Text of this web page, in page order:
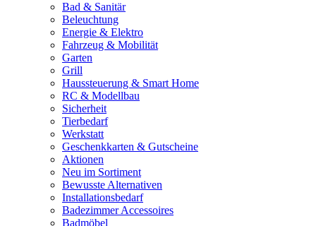
Bad & Sanitär
Beleuchtung
Energie & Elektro
Fahrzeug & Mobilität
Garten
Grill
Haussteuerung & Smart Home
RC & Modellbau
Sicherheit
Tierbedarf
Werkstatt
Geschenkkarten & Gutscheine
Aktionen
Neu im Sortiment
Bewusste Alternativen
Installationsbedarf
Badezimmer Accessoires
Badmöbel